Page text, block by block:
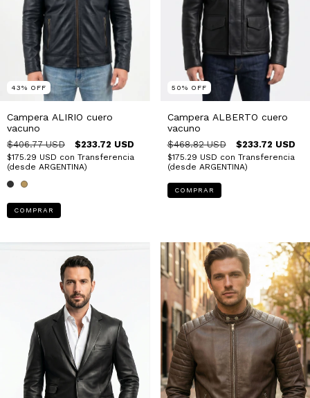
43% OFF
Campera ALIRIO cuero
vacuno
$406.77 USD $233.72 USD
$175.29 USD con Transferencia
(desde ARGENTINA)
COMPRAR
50% OFF
Campera ALBERTO cuero
vacuno
$468.82 USD $233.72 USD
$175.29 USD con Transferencia
(desde ARGENTINA)
COMPRAR